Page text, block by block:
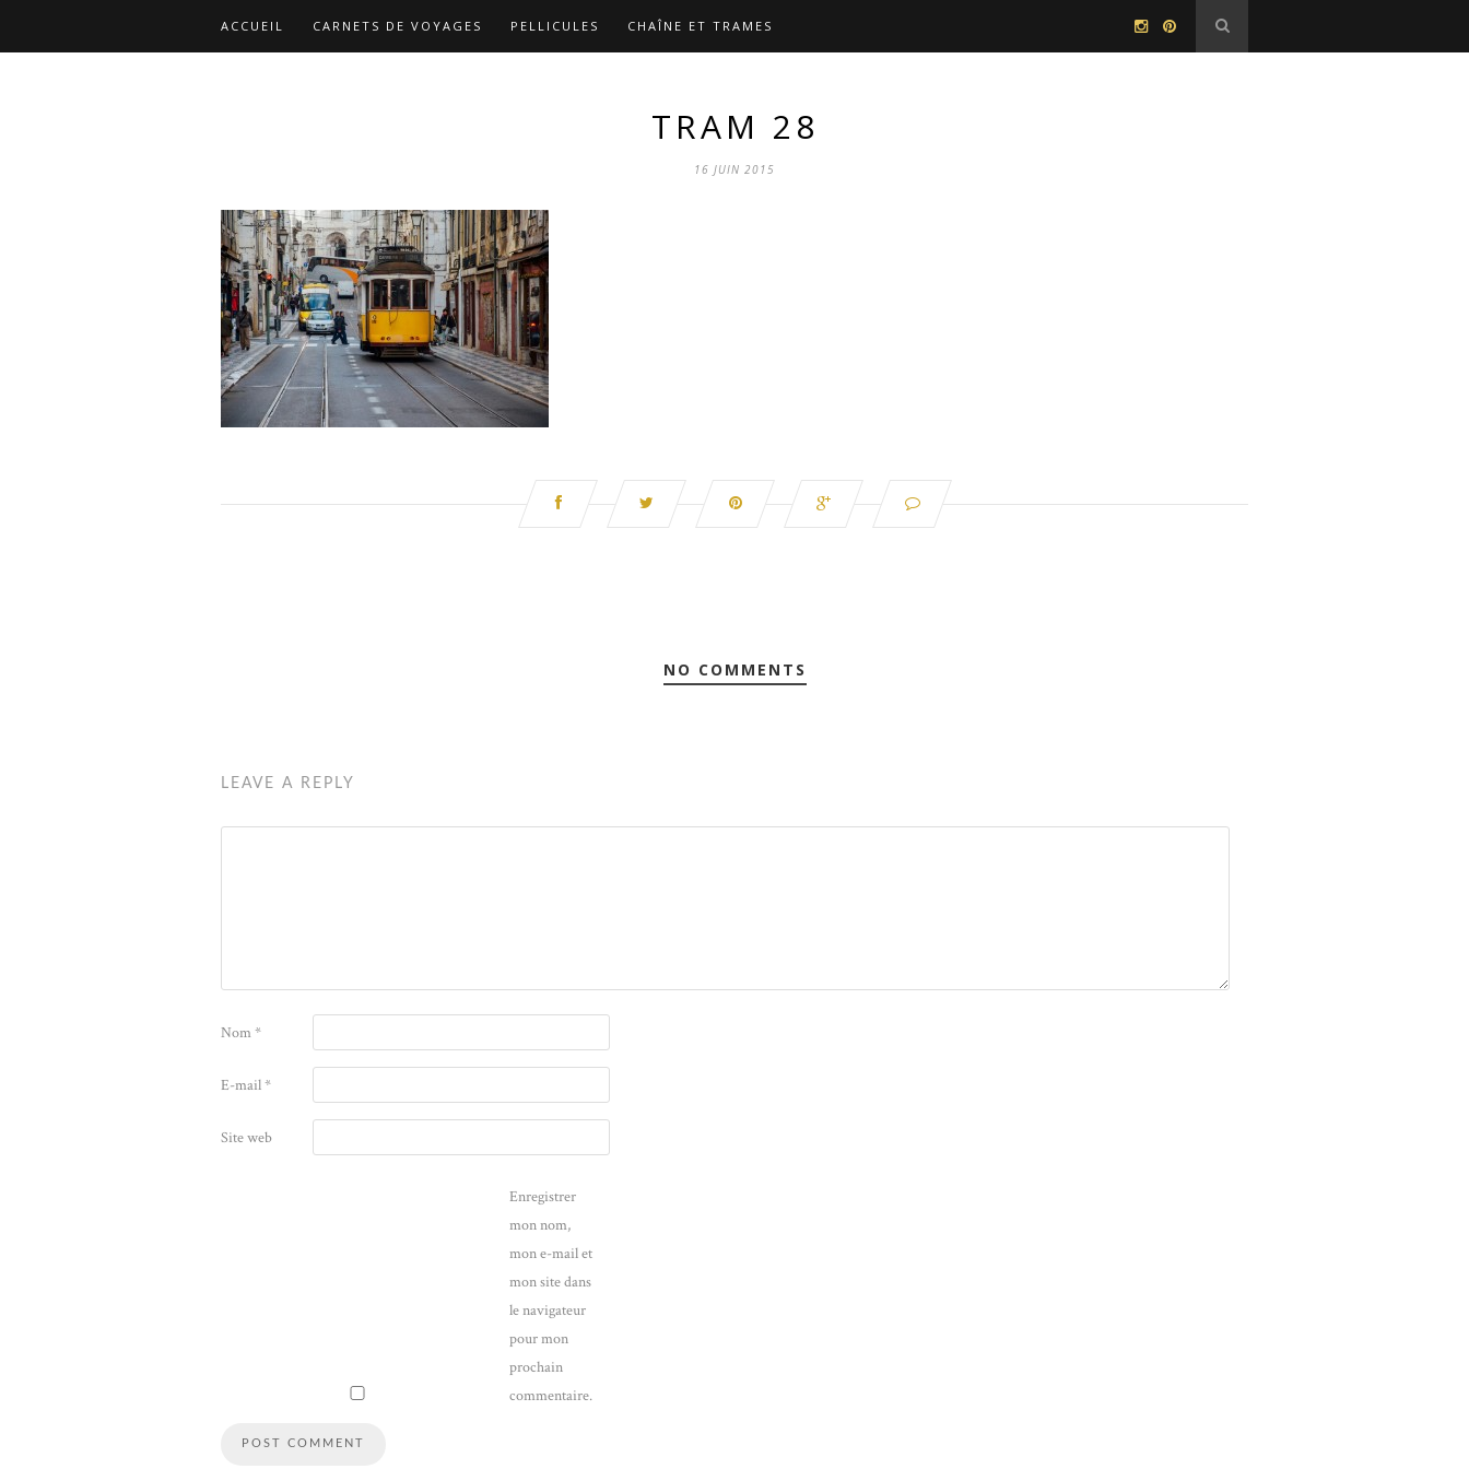
ACCUEIL CARNETS DE VOYAGES PELLICULES CHAÎNE ET TRAMES
TRAM 28
16 JUIN 2015
NO COMMENTS
LEAVE A REPLY
Nom*
E-mail*
Site web
Enregistrer
mon nom,
mon e-mail et
mon site dans
le navigateur
pour mon
prochain
commentaire.